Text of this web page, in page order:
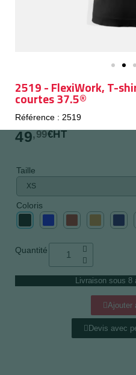
2519 - FlexiWork, T-
courtes 37.5®
Référence : 2519
49,99€HT
Taille
Coloris
Quantité
Livraison sous 8
Ajouter
Devis avec